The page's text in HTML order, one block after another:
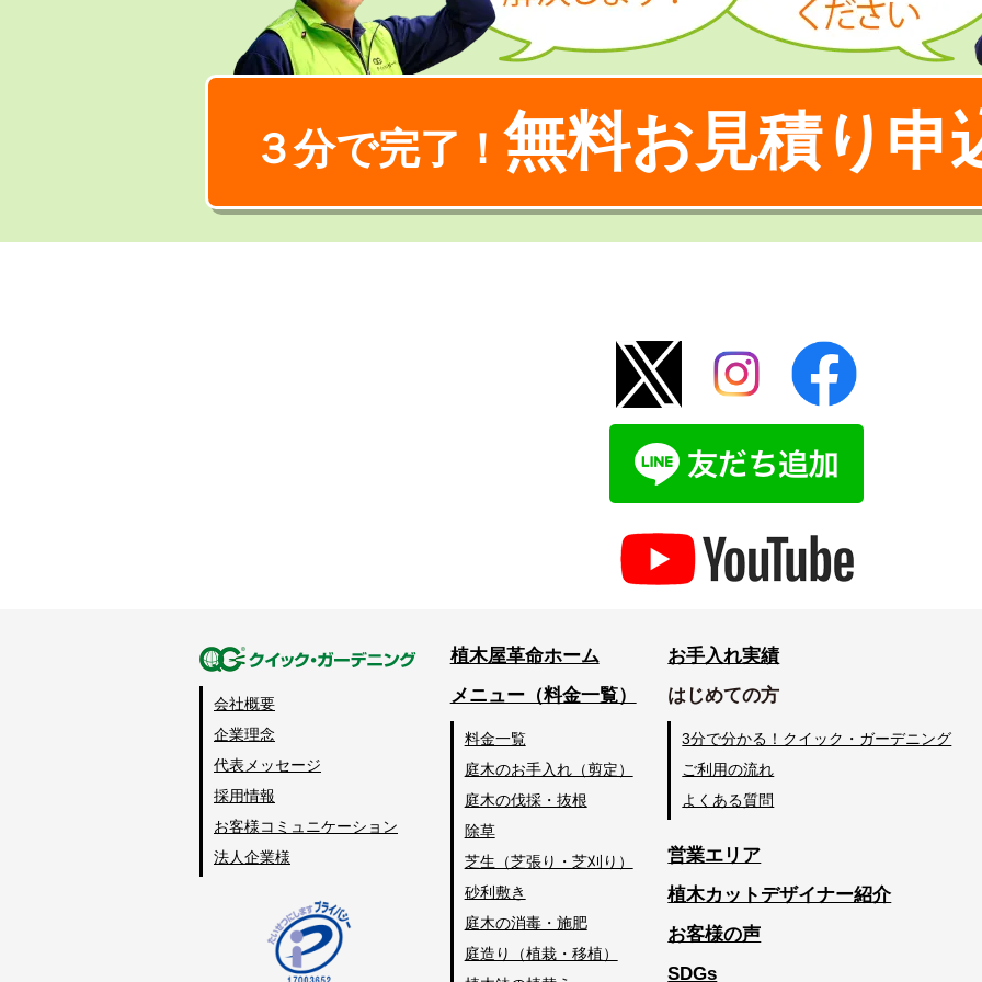
３分で完了！ 無料お見積り申
会社概要
企業理念
代表メッセージ
採用情報
お客様コミュニケーション
法人企業様
植木屋革命ホーム
メニュー（料金一覧）
料金一覧
庭木のお手入れ（剪定）
庭木の伐採・抜根
除草
芝生（芝張り・芝刈り）
砂利敷き
庭木の消毒・施肥
庭造り（植栽・移植）
お手入れ実績
はじめての方
3分で分かる！クイック・ガーデニング
ご利用の流れ
よくある質問
営業エリア
植木カットデザイナー紹介
お客様の声
SDGs